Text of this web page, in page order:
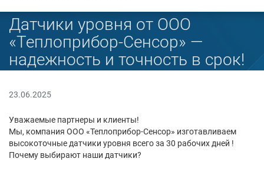
Датчики уровня от ООО
«Теплоприбор-Сенсор» —
надежность и точность в срок!
23.06.2025
Уважаемые партнеры и клиенты!
Мы, компания ООО «Теплоприбор-Сенсор» изготавливаем
высокоточные датчики уровня всего за 30 рабочих дней !
Почему выбирают наши датчики?